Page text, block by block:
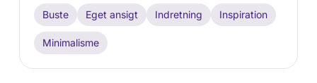
Buste Eget ansigt Indretning Inspiration
Minimalisme